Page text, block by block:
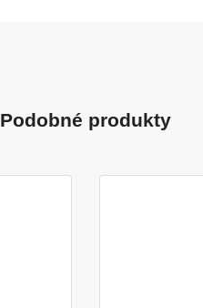
Podobné produkty